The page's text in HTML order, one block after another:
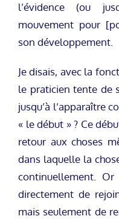
l’évidence (ou
mouvement pour
son développement.
Je disais, avec la
le praticien tente de
jusqu’à l’apparaître
« le début » ? Ce
retour aux choses
dans laquelle la
continuellement.
directement de
mais seulement de